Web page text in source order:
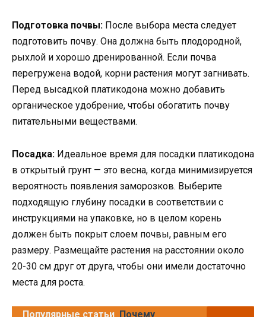
Подготовка почвы: После выбора места следует
подготовить почву. Она должна быть плодородной,
рыхлой и хорошо дренированной. Если почва
перегружена водой, корни растения могут загнивать.
Перед высадкой платикодона можно добавить
органическое удобрение, чтобы обогатить почву
питательными веществами.
Посадка: Идеальное время для посадки платикодона
в открытый грунт — это весна, когда минимизируется
вероятность появления заморозков. Выберите
подходящую глубину посадки в соответствии с
инструкциями на упаковке, но в целом корень
должен быть покрыт слоем почвы, равным его
размеру. Размещайте растения на расстоянии около
20-30 см друг от друга, чтобы они имели достаточно
места для роста.
Популярные статьи Почему